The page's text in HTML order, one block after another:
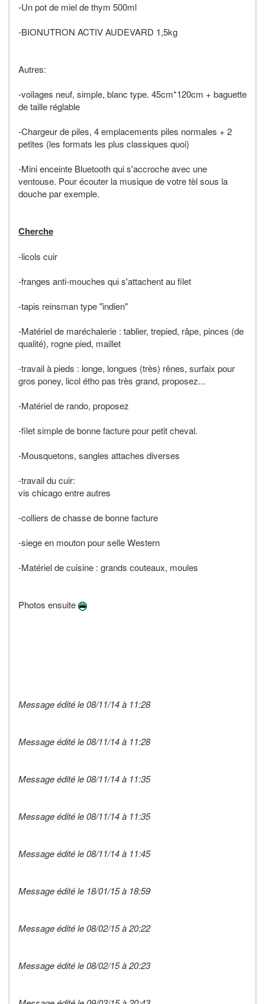
-Un pot de miel de thym 500ml
-BIONUTRON ACTIV AUDEVARD 1,5kg
Autres:
-voilages neuf, simple, blanc type. 45cm*120cm + baguette
de taille réglable
-Chargeur de piles, 4 emplacements piles normales + 2
petites (les formats les plus classiques quoi)
-Mini enceinte Bluetooth qui s'accroche avec une
ventouse. Pour écouter la musique de votre tèl sous la
douche par exemple.
Cherche
-licols cuir
-franges anti-mouches qui s'attachent au filet
-tapis reinsman type "indien"
-Matériel de maréchalerie : tablier, trepied, râpe, pinces (de
qualité), rogne pied, maillet
-travail à pieds : longe, longues (très) rênes, surfaix pour
gros poney, licol étho pas très grand, proposez...
-Matériel de rando, proposez
-filet simple de bonne facture pour petit cheval.
-Mousquetons, sangles attaches diverses
-travail du cuir:
vis chicago entre autres
-colliers de chasse de bonne facture
-siege en mouton pour selle Western
-Matériel de cuisine : grands couteaux, moules
Photos ensuite
Message édité le 08/11/14 à 11:28
Message édité le 08/11/14 à 11:28
Message édité le 08/11/14 à 11:35
Message édité le 08/11/14 à 11:35
Message édité le 08/11/14 à 11:45
Message édité le 18/01/15 à 18:59
Message édité le 08/02/15 à 20:22
Message édité le 08/02/15 à 20:23